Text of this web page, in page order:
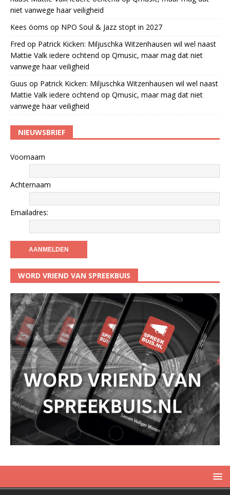
niet vanwege haar veiligheid
Kees öoms op NPO Soul & Jazz stopt in 2027
Fred op Patrick Kicken: Miljuschka Witzenhausen wil wel naast
Mattie Valk iedere ochtend op Qmusic, maar mag dat niet
vanwege haar veiligheid
Guus op Patrick Kicken: Miljuschka Witzenhausen wil wel naast
Mattie Valk iedere ochtend op Qmusic, maar mag dat niet
vanwege haar veiligheid
NIEUWSBRIEF
Voornaam
Achternaam
Emailadres:
WORD VRIEND VAN SPREEKBUIS